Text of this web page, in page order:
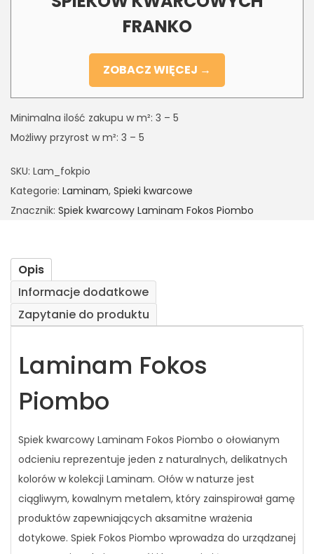
FRANKO
ZOBACZ WIĘCEJ →
Minimalna ilość zakupu w m²: 3 – 5
Możliwy przyrost w m²: 3 – 5
SKU: Lam_fokpio
Kategorie: Laminam, Spieki kwarcowe
Znacznik: Spiek kwarcowy Laminam Fokos Piombo
Opis
Informacje dodatkowe
Zapytanie do produktu
Laminam Fokos
Piombo
Spiek kwarcowy Laminam Fokos Piombo o ołowianym
odcieniu reprezentuje jeden z naturalnych, delikatnych
kolorów w kolekcji Laminam. Ołów w naturze jest
ciągliwym, kowalnym metalem, który zainspirował gamę
produktów zapewniających aksamitne wrażenia
dotykowe. Spiek Fokos Piombo wprowadza do urządzanej